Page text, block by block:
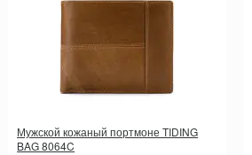
Мужской кожаный портмоне TIDING
BAG 8064C